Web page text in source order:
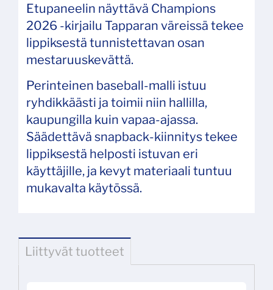
Etupaneelin näyttävä Champions
2026 ‑kirjailu Tapparan väreissä tekee
lippiksestä tunnistettavan osan
mestaruuskevättä.
Perinteinen baseball‑malli istuu
ryhdikkäästi ja toimii niin hallilla,
kaupungilla kuin vapaa‑ajassa.
Säädettävä snapback‑kiinnitys tekee
lippiksestä helposti istuvan eri
käyttäjille, ja kevyt materiaali tuntuu
mukavalta käytössä.
Liittyvät tuotteet